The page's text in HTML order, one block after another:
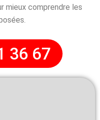
mieux comprendre les
36 67